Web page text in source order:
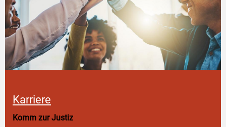
Karriere
Komm zur Justiz